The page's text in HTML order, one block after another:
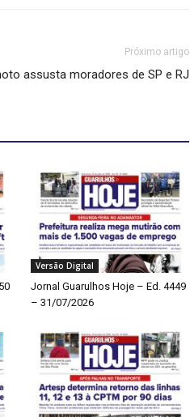
Próximo artigo
assusta moradores de SP e RJ
Versão Digital
Jornal Guarulhos Hoje – Ed. 4449
– 31/07/2026